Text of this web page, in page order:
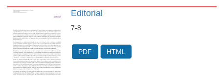
Editorial
7-8
PDF HTML